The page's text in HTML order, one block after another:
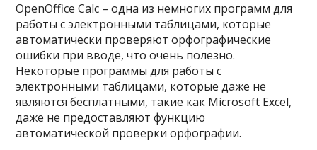
OpenOffice Calc – одна из немногих программ для
работы с электронными таблицами, которые
автоматически проверяют орфографические
ошибки при вводе, что очень полезно.
Некоторые программы для работы с
электронными таблицами, которые даже не
являются бесплатными, такие как Microsoft Excel,
даже не предоставляют функцию
автоматической проверки орфографии.